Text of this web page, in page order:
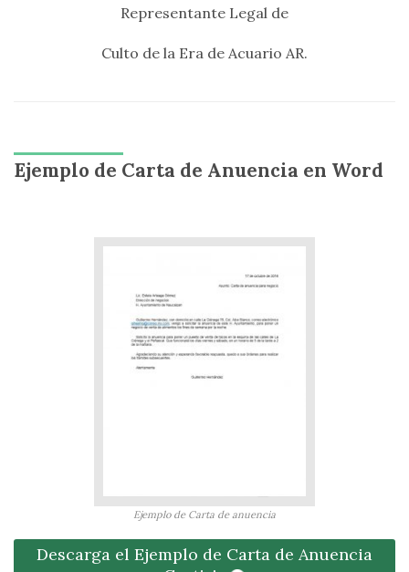
Representante Legal de
Culto de la Era de Acuario AR.
Ejemplo de Carta de Anuencia en Word
Ejemplo de Carta de anuencia
Descarga el Ejemplo de Carta de Anuencia